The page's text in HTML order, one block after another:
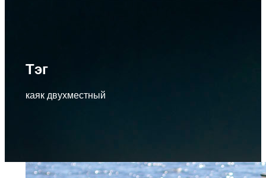
Тэг
каяк двухместный